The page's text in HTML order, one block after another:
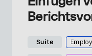
Suite